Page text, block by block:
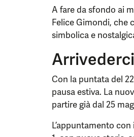
A fare da sfondo ai
Felice Gimondi, che
simbolica e
Con la puntata del
pausa estiva. La
partire già dal 25
L’appuntamento